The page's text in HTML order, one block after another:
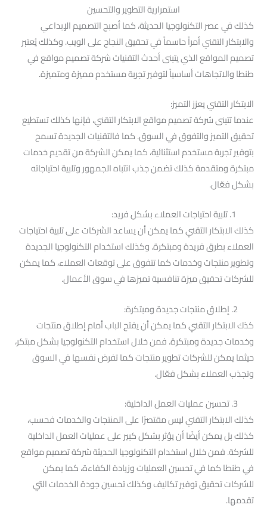
استمرارية التطوير والتحسين
كذلك في عصر التكنولوجيا الحديثة، كما أصبح التصميم الإبداعي
والابتكار التقني أمراً حاسماً في تحقيق النجاح على الويب. وكذلك يُعتبر
تصميم المواقع الذي يتبنى أحدث التقنيات شركة تصميم مواقع في
طنطا والاتجاهات أساسياً لتوفير تجربة مستخدم مميزة ومتميزة.
الابتكار التقني يعزز التميز:
عندما تتبنى شركة تصميم مواقع الابتكار التقني، فإنها كذلك تستطيع
تحقيق التميز والتفوق في السوق. كما فالتقنيات الجديدة تسمح
بتوفير تجربة مستخدم استثنائية، كما يمكن الشركة من تقديم خدمات
مبتكرة ومتقدمة كذلك تضمن جذب انتباه الجمهور وتلبية احتياجاته
بشكل فعّال.
كذلك الابتكار التقني كما يمكن أن يساعد الشركات على تلبية احتياجات
العملاء بطرق فريدة ومبتكرة. وكذلك استخدام التكنولوجيا الجديدة
وتطوير منتجات وخدمات كما تتفوق على توقعات العملاء، كما يمكن
للشركات تحقيق ميزة تنافسية تميزها في سوق الأعمال.
كذك الابتكار التقني كما يمكن أن يفتح الباب أمام إطلاق منتجات
وخدمات جديدة ومبتكرة. فمن خلال استخدام التكنولوجيا بشكل مبتكر،
حيثما يمكن للشركات تطوير منتجات كما تفرض نفسها في السوق
وتجذب العملاء بشكل فعّال.
كذلك الابتكار التقني ليس مقتصرًا على المنتجات والخدمات فحسب،
كذلك بل يمكن أيضًا أن يؤثر بشكل كبير على عمليات العمل الداخلية
للشركة. فمن خلال استخدام التكنولوجيا الحديثة شركة تصميم مواقع
في طنطا كما في تحسين العمليات وزيادة الكفاءة، كما يمكن
للشركات تحقيق توفير تكاليف وكذلك تحسين جودة الخدمات التي
تقدمها.